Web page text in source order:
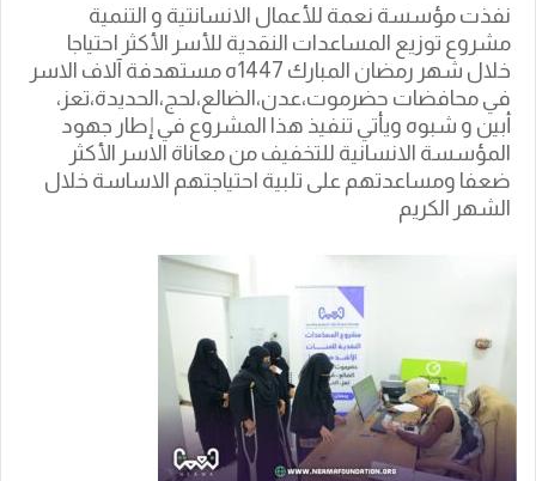
نفذت مؤسسة نعمة للأعمال الانسانتية و التنمية
مشروع توزيع المساعدات النقدية للأسر الأكثر احتياجا
خلال شهر رمضان المبارك 1447ه مستهدفة آلاف الاسر
في محافضات حضرموت،عدن،الضالع،لحج،الحديدة،تعز،
أبين و شبوه ويأتي تنفيذ هذا المشروع في إطار جهود
المؤسسة الانسانية للتخفيف من معاناة الاسر الأكثر
ضعفا ومساعدتهم على تلبية احتياجتهم الاساسة خلال
الشهر الكريم